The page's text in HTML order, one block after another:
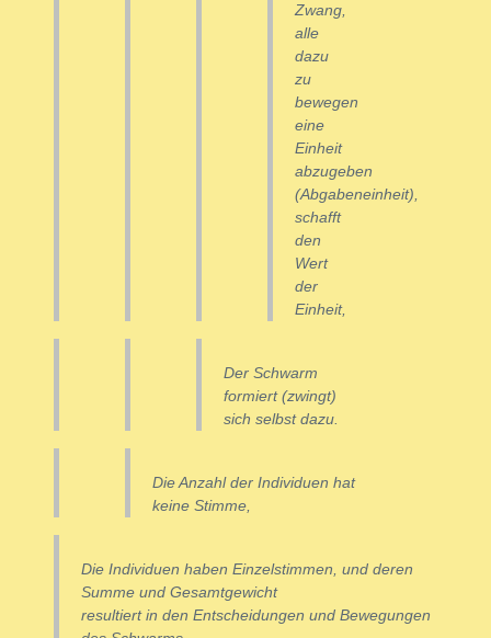
Zwang,
alle
dazu
zu
bewegen
eine
Einheit
abzugeben
(Abgabeneinheit),
schafft
den
Wert
der
Einheit,
Der Schwarm
formiert (zwingt)
sich selbst dazu.
Die Anzahl der Individuen hat
keine Stimme,
Die Individuen haben Einzelstimmen, und deren
Summe und Gesamtgewicht
resultiert in den Entscheidungen und Bewegungen